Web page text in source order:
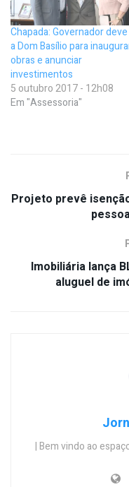
Chapada: Governador
a Dom Basílio para
obras e anunciar
investimentos
5 outubro 2017 - 12h08
Em "Assessoria"
Projeto prevê
Imobiliária lança
aluguel de
| Bem vindo ao